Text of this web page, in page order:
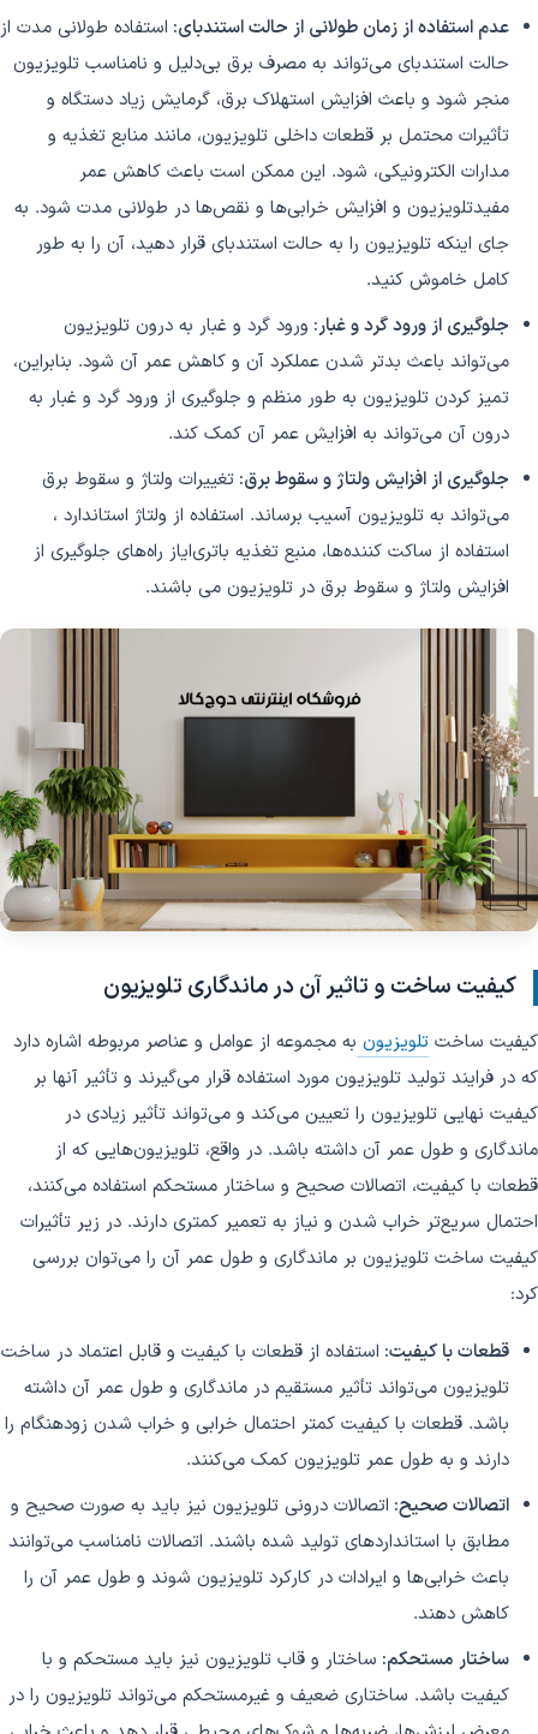
عدم استفاده از زمان طولانی از حالت استندبای: استفاده طولانی مدت از
حالت استندبای می‌تواند به مصرف برق بی‌دلیل و نامناسب تلویزیون
منجر شود و باعث افزایش استهلاک برق، گرمایش زیاد دستگاه و
تأثیرات محتمل بر قطعات داخلی تلویزیون، مانند منابع تغذیه و
مدارات الکترونیکی، شود. این ممکن است باعث کاهش عمر
مفیدتلویزیون و افزایش خرابی‌ها و نقص‌ها در طولانی مدت شود. به
جای اینکه تلویزیون را به حالت استندبای قرار دهید، آن را به طور
کامل خاموش کنید.
جلوگیری از ورود گرد و غبار: ورود گرد و غبار به درون تلویزیون
می‌تواند باعث بدتر شدن عملکرد آن و کاهش عمر آن شود. بنابراین،
تمیز کردن تلویزیون به طور منظم و جلوگیری از ورود گرد و غبار به
درون آن می‌تواند به افزایش عمر آن کمک کند.
جلوگیری از افزایش ولتاژ و سقوط برق: تغییرات ولتاژ و سقوط برق
می‌تواند به تلویزیون آسیب برساند. استفاده از ولتاژ استاندارد ،
استفاده از ساکت کننده‌ها، منبع تغذیه باتری‌ایاز راه‌های جلوگیری از
افزایش ولتاژ و سقوط برق در تلویزیون می باشند.
کیفیت ساخت و تاثیر آن در ماندگاری تلویزیون
کیفیت ساخت تلویزیون به مجموعه از عوامل و عناصر مربوطه اشاره دارد
که در فرایند تولید تلویزیون مورد استفاده قرار می‌گیرند و تأثیر آنها بر
کیفیت نهایی تلویزیون را تعیین می‌کند و می‌تواند تأثیر زیادی در
ماندگاری و طول عمر آن داشته باشد. در واقع، تلویزیون‌هایی که از
قطعات با کیفیت، اتصالات صحیح و ساختار مستحکم استفاده می‌کنند،
احتمال سریع‌تر خراب شدن و نیاز به تعمیر کمتری دارند. در زیر تأثیرات
کیفیت ساخت تلویزیون بر ماندگاری و طول عمر آن را می‌توان بررسی
کرد:
قطعات با کیفیت: استفاده از قطعات با کیفیت و قابل اعتماد در ساخت
تلویزیون می‌تواند تأثیر مستقیم در ماندگاری و طول عمر آن داشته
باشد. قطعات با کیفیت کمتر احتمال خرابی و خراب شدن زودهنگام را
دارند و به طول عمر تلویزیون کمک می‌کنند.
اتصالات صحیح: اتصالات درونی تلویزیون نیز باید به صورت صحیح و
مطابق با استانداردهای تولید شده باشند. اتصالات نامناسب می‌توانند
باعث خرابی‌ها و ایرادات در کارکرد تلویزیون شوند و طول عمر آن را
کاهش دهند.
ساختار مستحکم: ساختار و قاب تلویزیون نیز باید مستحکم و با
کیفیت باشد. ساختاری ضعیف و غیرمستحکم می‌تواند تلویزیون را در